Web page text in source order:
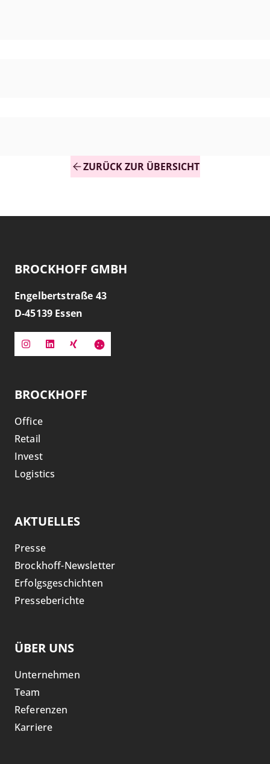
ZURÜCK ZUR ÜBERSICHT
BROCKHOFF GMBH
Engelbertstraße 43
D-45139 Essen
BROCKHOFF
Office
Retail
Invest
Logistics
AKTUELLES
Presse
Brockhoff-Newsletter
Erfolgsgeschichten
Presseberichte
ÜBER UNS
Unternehmen
Team
Referenzen
Karriere